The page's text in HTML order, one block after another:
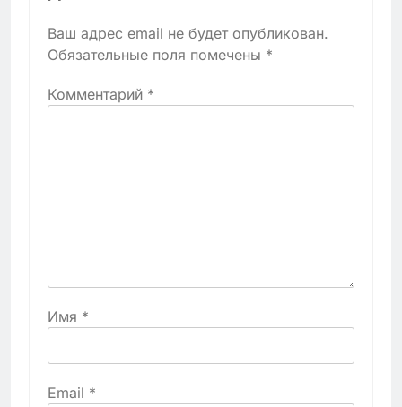
Ваш адрес email не будет опубликован.
Обязательные поля помечены *
Комментарий *
Имя *
Email *